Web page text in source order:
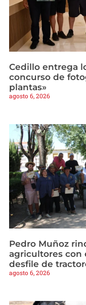
Cedillo entrega
concurso de
plantas»
agosto 6, 2026
Pedro Muñoz
agricultores con
desfile de
agosto 6, 2026